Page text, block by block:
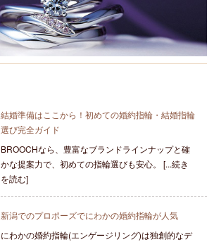
結婚準備はここから！初めての婚約指輪・結婚指輪
選び完全ガイド
BROOCHなら、豊富なブランドラインナップと確
かな提案力で、初めての指輪選びも安心。 [...続き
を読む]
新潟でのプロポーズでにわかの婚約指輪が人気
にわかの婚約指輪(エンゲージリング)は独創的なデ